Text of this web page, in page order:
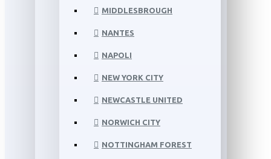
MIDDLESBROUGH
NANTES
NAPOLI
NEW YORK CITY
NEWCASTLE UNITED
NORWICH CITY
NOTTINGHAM FOREST